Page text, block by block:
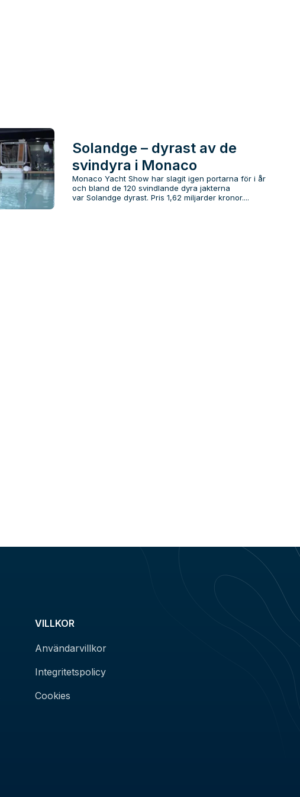
Solandge – dyrast av de
svindyra i Monaco
Monaco Yacht Show har slagit igen portarna för i år
och bland de 120 svindlande dyra jakterna
var Solandge dyrast. Pris 1,62 miljarder kronor....
VILLKOR
Användarvillkor
Integritetspolicy
Cookies